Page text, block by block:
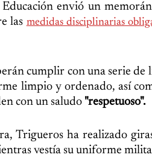
envió un
las medidas disciplinarias
cumplir con una serie
limpio y ordenado, así
con un saludo "respetuoso".
Trigueros ha realizado
vestía su uniforme